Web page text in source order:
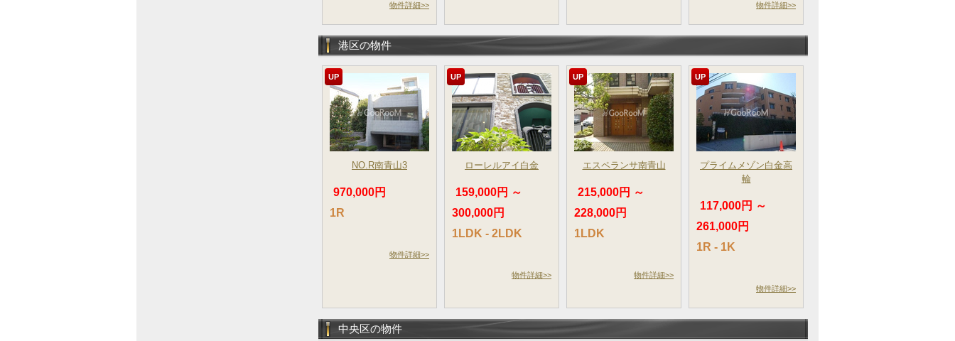
物件詳細>> 物件詳細>>
港区の物件
UP
NO.R南青山3
970,000円
1R
物件詳細>>
UP
ローレルアイ白金
159,000円 ～
300,000円
1LDK - 2LDK
物件詳細>>
UP
エスペランサ南青山
215,000円 ～
228,000円
1LDK
物件詳細>>
UP
プライムメゾン白金高
輪
117,000円 ～
261,000円
1R - 1K
物件詳細>>
中央区の物件